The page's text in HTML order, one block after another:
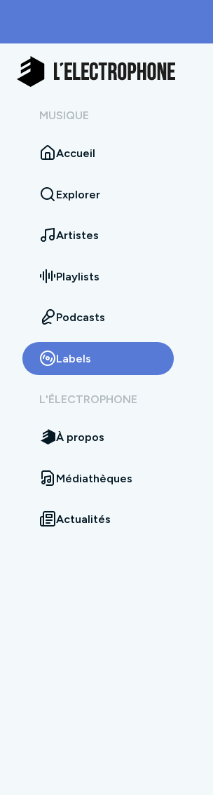
MUSIQUE
Accueil
Explorer
Artistes
Playlists
Podcasts
Labels
L'ÉLECTROPHONE
À propos
Médiathèques
Actualités